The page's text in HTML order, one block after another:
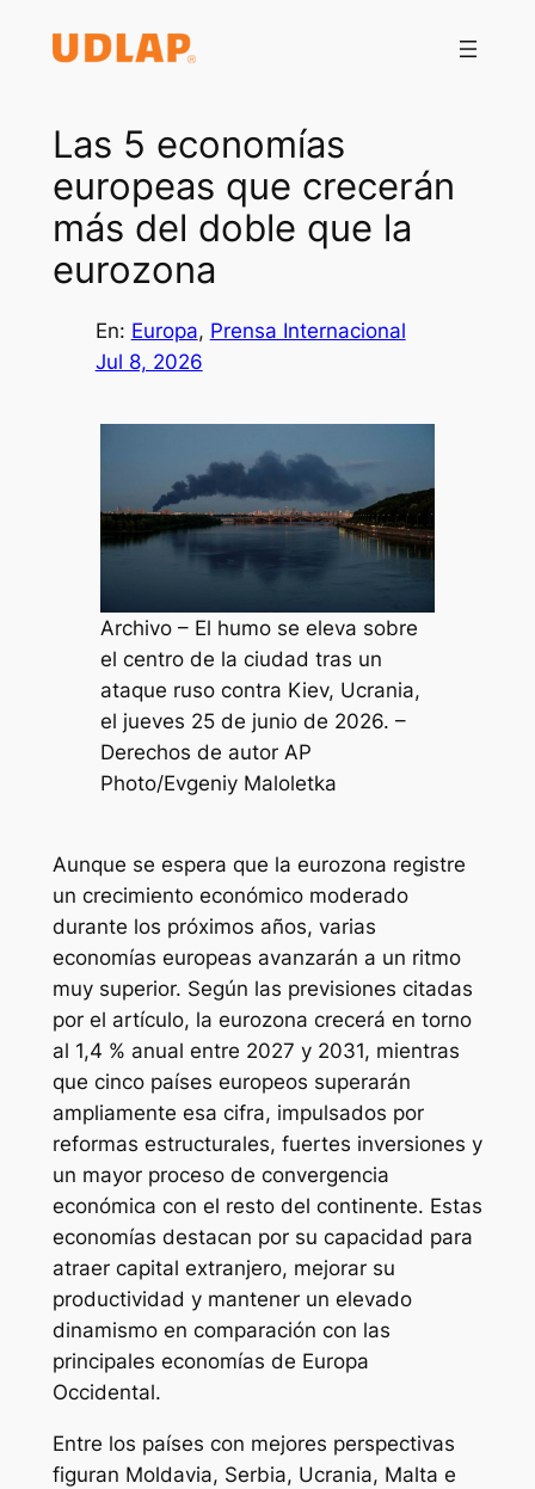
Las 5 economías
europeas que crecerán
más del doble que la
eurozona
En: Europa, Prensa Internacional
Jul 8, 2026
Archivo – El humo se eleva sobre
el centro de la ciudad tras un
ataque ruso contra Kiev, Ucrania,
el jueves 25 de junio de 2026. –
Derechos de autor AP
Photo/Evgeniy Maloletka
Aunque se espera que la eurozona registre
un crecimiento económico moderado
durante los próximos años, varias
economías europeas avanzarán a un ritmo
muy superior. Según las previsiones citadas
por el artículo, la eurozona crecerá en torno
al 1,4 % anual entre 2027 y 2031, mientras
que cinco países europeos superarán
ampliamente esa cifra, impulsados por
reformas estructurales, fuertes inversiones y
un mayor proceso de convergencia
económica con el resto del continente. Estas
economías destacan por su capacidad para
atraer capital extranjero, mejorar su
productividad y mantener un elevado
dinamismo en comparación con las
principales economías de Europa
Occidental.
Entre los países con mejores perspectivas
figuran Moldavia, Serbia, Ucrania, Malta e